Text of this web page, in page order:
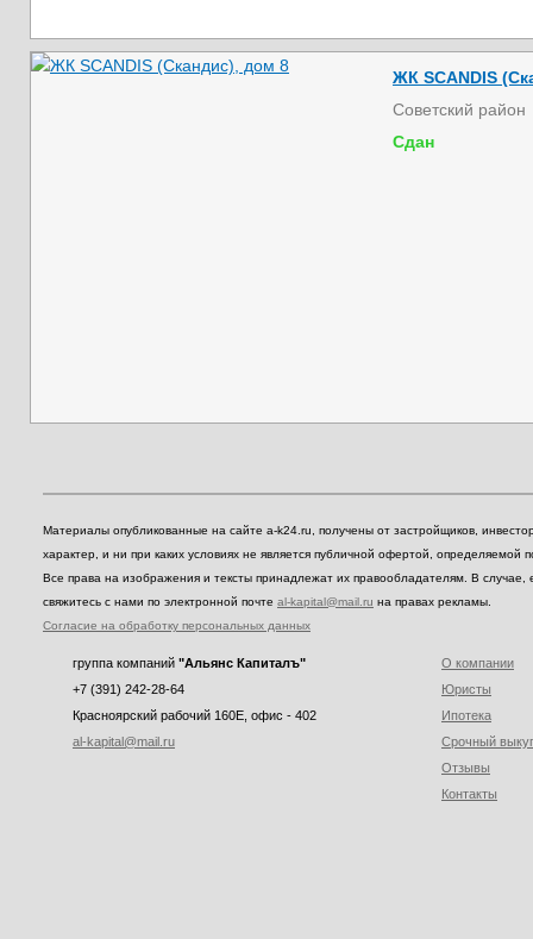
ЖК SCANDIS
Советский район
Сдан
Материалы опубликованные на сайте a-k24.ru, получены от застройщиков,
характер, и ни при каких условиях не является публичной офертой,
Все права на изображения и тексты принадлежат их правообладателям. В
свяжитесь с нами по электронной почте al-kapital@mail.ru на правах рекламы.
Согласие на обработку персональных данных
группа компаний "Альянс Капиталъ"
+7 (391) 242-28-64
Красноярский рабочий 160E, офис - 402
al-kapital@mail.ru
О компании
Юристы
Ипотека
Срочный
Отзывы
Контакты